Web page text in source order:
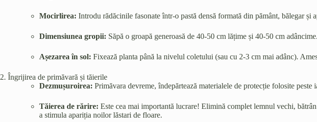
Mocirlirea: Introdu rădăcinile fasonate într-o pastă densă formată din pământ, bălegar și
Dimensiunea gropii: Săpă o groapă generoasă de 40-50 cm lățime și 40-50 cm adâncime.
Așezarea în sol: Fixează planta până la nivelul coletului (sau cu 2-3 cm mai adânc).
2. Îngrijirea de primăvară și tăierile
Dezmușuroirea: Primăvara devreme, îndepărtează materialele de protecție folosite peste
Tăierea de rărire: Este cea mai importantă lucrare! Elimină complet lemnul vechi,
a stimula apariția noilor lăstari de floare.